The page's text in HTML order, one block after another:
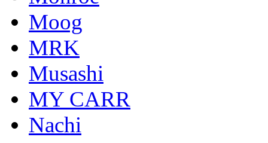
Moog
MRK
Musashi
MY CARR
Nachi